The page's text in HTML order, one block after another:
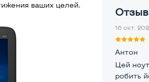
ваших целей.
16 окт.
Антон
Цей
робить